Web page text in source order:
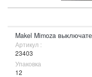
Makel Mimoza
Артикул :
23403
Упаковка
12